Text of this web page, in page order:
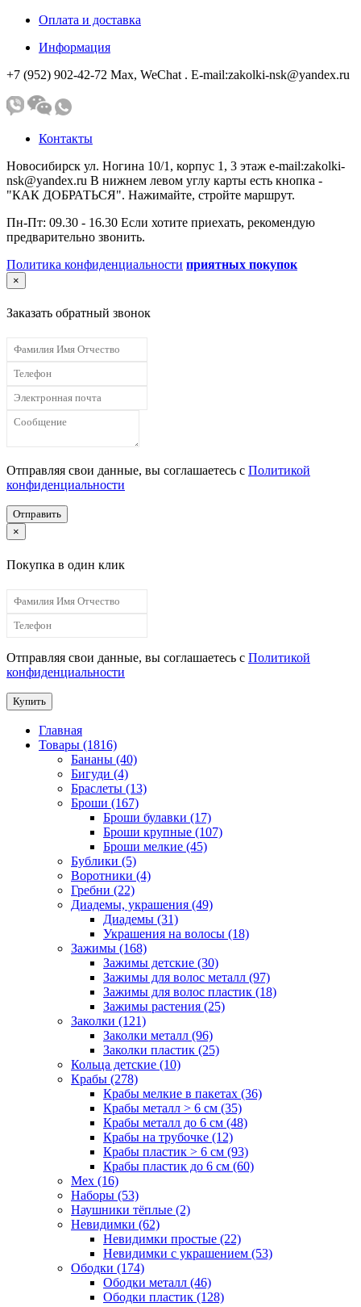
Оплата и доставка
Информация
+7 (952) 902-42-72 Мах, WeChat . E-mail:zakolki-nsk@yandex.ru
Контакты
Новосибирск ул. Ногина 10/1, корпус 1, 3 этаж e-mail:zakolki-
nsk@yandex.ru В нижнем левом углу карты есть кнопка -
"КАК ДОБРАТЬСЯ". Нажимайте, стройте маршрут.
Пн-Пт: 09.30 - 16.30 Если хотите приехать, рекомендую
предварительно звонить.
Политика конфиденциальности приятных покупок
×
Заказать обратный звонок
Отправляя свои данные, вы соглашаетесь с Политикой
конфиденциальности
Отправить
×
Покупка в один клик
Отправляя свои данные, вы соглашаетесь с Политикой
конфиденциальности
Купить
Главная
Товары (1816)
Бананы (40)
Бигуди (4)
Браслеты (13)
Броши (167)
Броши булавки (17)
Броши крупные (107)
Броши мелкие (45)
Бублики (5)
Воротники (4)
Гребни (22)
Диадемы, украшения (49)
Диадемы (31)
Украшения на волосы (18)
Зажимы (168)
Зажимы детские (30)
Зажимы для волос металл (97)
Зажимы для волос пластик (18)
Зажимы растения (25)
Заколки (121)
Заколки металл (96)
Заколки пластик (25)
Кольца детские (10)
Крабы (278)
Крабы мелкие в пакетах (36)
Крабы металл > 6 см (35)
Крабы металл до 6 см (48)
Крабы на трубочке (12)
Крабы пластик > 6 см (93)
Крабы пластик до 6 см (60)
Мех (16)
Наборы (53)
Наушники тёплые (2)
Невидимки (62)
Невидимки простые (22)
Невидимки с украшением (53)
Ободки (174)
Ободки металл (46)
Ободки пластик (128)